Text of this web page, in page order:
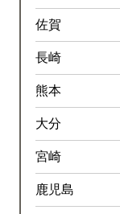
佐賀
長崎
熊本
大分
宮崎
鹿児島